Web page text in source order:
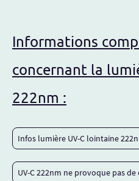
Informations
concernant la
222nm :
Infos lumière UV-C lointaine
UV-C 222nm ne provoque pas